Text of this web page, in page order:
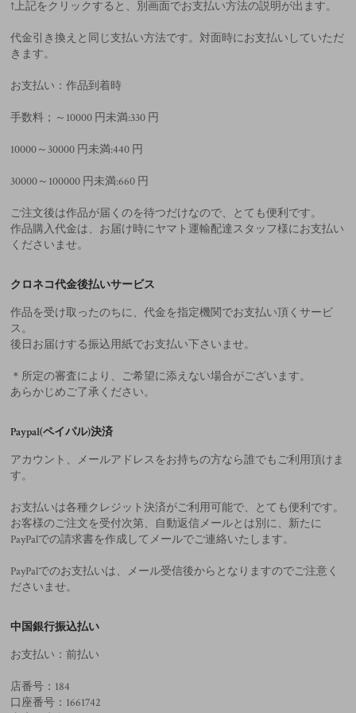
↑上記をクリックすると、別画面でお支払い方法の説明が出ます。
代金引き換えと同じ支払い方法です。対面時にお支払いしていただ
きます。
お支払い：作品到着時
手数料；～10000 円未満:330 円
10000～30000 円未満:440 円
30000～100000 円未満:660 円
ご注文後は作品が届くのを待つだけなので、とても便利です。
作品購入代金は、お届け時にヤマト運輸配達スタッフ様にお支払い
くださいませ。
クロネコ代金後払いサービス
作品を受け取ったのちに、代金を指定機関でお支払い頂くサービ
ス。
後日お届けする振込用紙でお支払い下さいませ。
＊所定の審査により、ご希望に添えない場合がございます。
あらかじめご了承ください。
Paypal(ペイパル)決済
アカウント、メールアドレスをお持ちの方なら誰でもご利用頂けま
す。
お支払いは各種クレジット決済がご利用可能で、とても便利です。
お客様のご注文を受付次第、自動返信メールとは別に、新たに
PayPalでの請求書を作成してメールでご連絡いたします。
PayPalでのお支払いは、メール受信後からとなりますのでご注意く
ださいませ。
中国銀行振込払い
お支払い：前払い
店番号：184
口座番号：1661742